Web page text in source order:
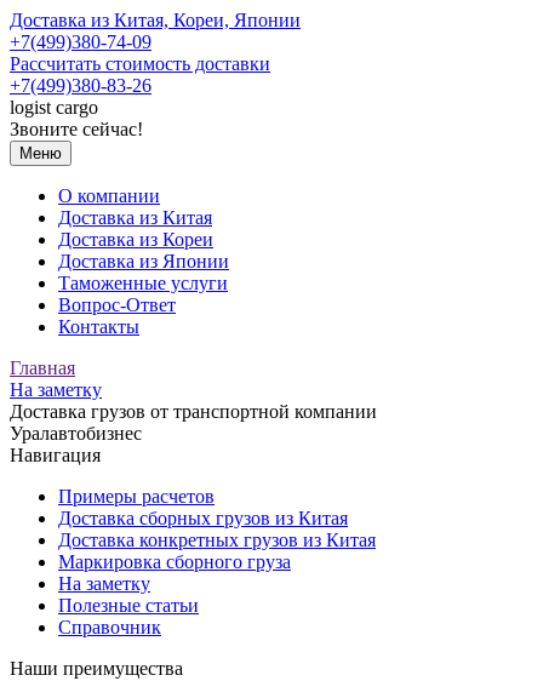
Доставка из Китая, Кореи, Японии
+7(499)380-74-09
Рассчитать стоимость доставки
+7(499)380-83-26
logist cargo
Звоните сейчас!
Меню
О компании
Доставка из Китая
Доставка из Кореи
Доставка из Японии
Таможенные услуги
Вопрос-Ответ
Контакты
Главная
На заметку
Доставка грузов от транспортной компании
Уралавтобизнес
Навигация
Примеры расчетов
Доставка сборных грузов из Китая
Доставка конкретных грузов из Китая
Маркировка сборного груза
На заметку
Полезные статьи
Справочник
Наши преимущества